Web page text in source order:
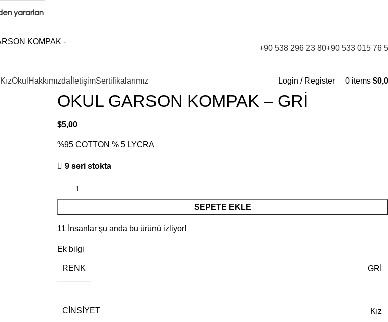
🛍️ Şimdi alışveriş yap! 🚚 ÜCRETSİZ KARGO! 📦
+90 538 296 23 80+90 533 015 76
KızOkul Hakkımızda İletişimSertifikalarımız Login / Register 0 items $
OKUL GARSON KOMPAK – GRİ
$5,00
%95 COTTON % 5 LYCRA
9 seri stokta
SEPETE EKLE
11 İnsanlar şu anda bu ürünü izliyor!
Ek bilgi
RENK GRİ
CINSIYET Kız